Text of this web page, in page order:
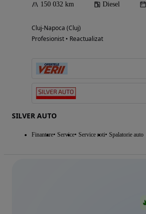
150 032 km Diesel
Cluj-Napoca (Cluj)
Profesionist • Reactualizat
SILVER AUTO
Finantare Service Service roti Spalatorie auto